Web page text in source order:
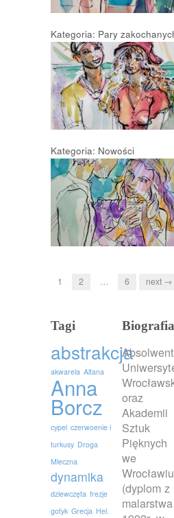
Kategoria: Pary
Kategoria: Nowości
1 2 … 6 next →
Tagi
abstrakcja
akwarela Altana
Anna
Borcz
cypel czerwoenie i
turkusy Droga
Mleczna
dynamika
dziewczęta frezje
gotyk Grecja Hel.
Biografia
oraz
Akademii
Sztuk
Pięknych
we
Wrocławiu
(dyplom z